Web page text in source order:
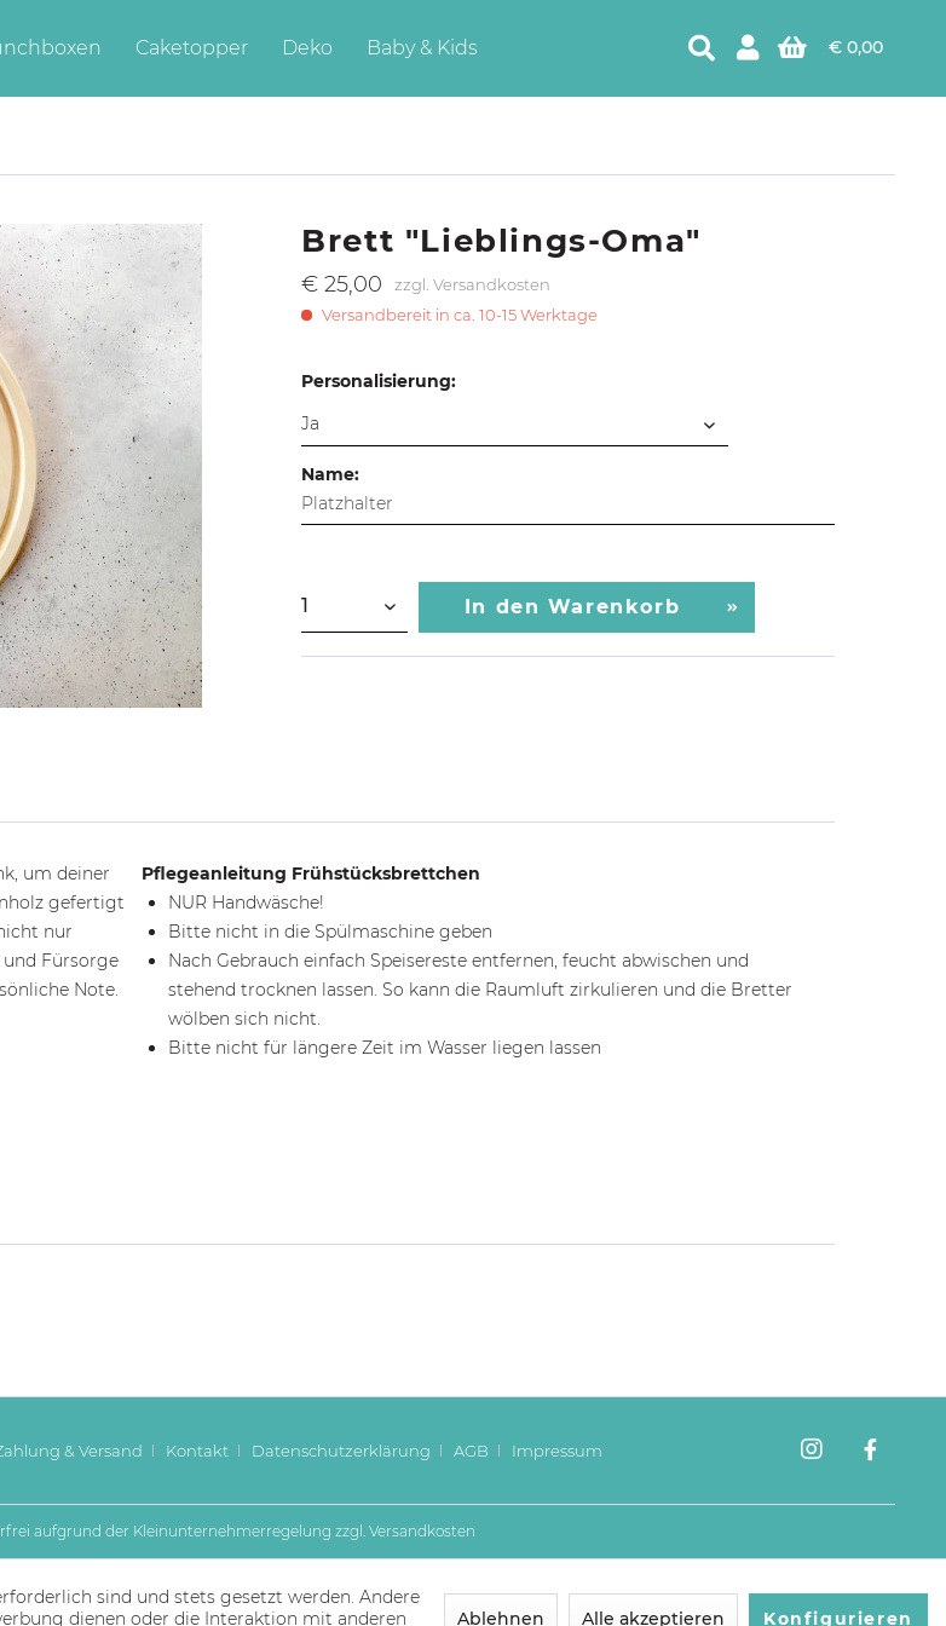
Caketopper Deko Baby & Kids € 0,00
Brett "Lieblings-Oma"
€ 25,00
zzgl. Versandkosten
Versandbereit in ca. 10-15 Werktage
Personalisierung:
Name:
In den Warenkorb
um deiner
gefertigt
nur
Fürsorge
Note.
Pflegeanleitung Frühstücksbrettchen
NUR Handwäsche!
Bitte nicht in die Spülmaschine geben
Nach Gebrauch einfach Speisereste entfernen, feucht abwischen und
stehend trocknen lassen. So kann die Raumluft zirkulieren und die Bretter
wölben sich nicht.
Bitte nicht für längere Zeit im Wasser liegen lassen
& Versand Kontakt Datenschutzerklärung AGB Impressum
aufgrund der Kleinunternehmerregelung zzgl. Versandkosten
sind und stets gesetzt werden. Andere
dienen oder die Interaktion mit anderen
Ablehnen Alle akzeptieren Konfigurieren